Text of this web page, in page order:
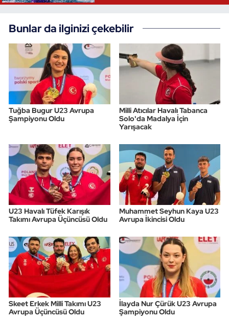
Bunlar da ilginizi çekebilir
Tuğba Bugur U23 Avrupa
Şampiyonu Oldu
Milli Atıcılar Havalı Tabanca
Solo'da Madalya İçin
Yarışacak
U23 Havalı Tüfek Karışık
Takımı Avrupa Üçüncüsü Oldu
Muhammet Seyhun Kaya U23
Avrupa İkincisi Oldu
Skeet Erkek Milli Takımı U23
Avrupa Üçüncüsü Oldu
İlayda Nur Çürük U23 Avrupa
Şampiyonu Oldu
Wushu Kungfu
Yelken
Yüzme